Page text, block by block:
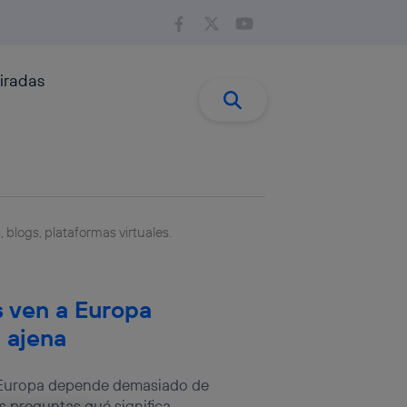
Buscar
blogs, plataformas virtuales.
a Europa
depende demasiado de